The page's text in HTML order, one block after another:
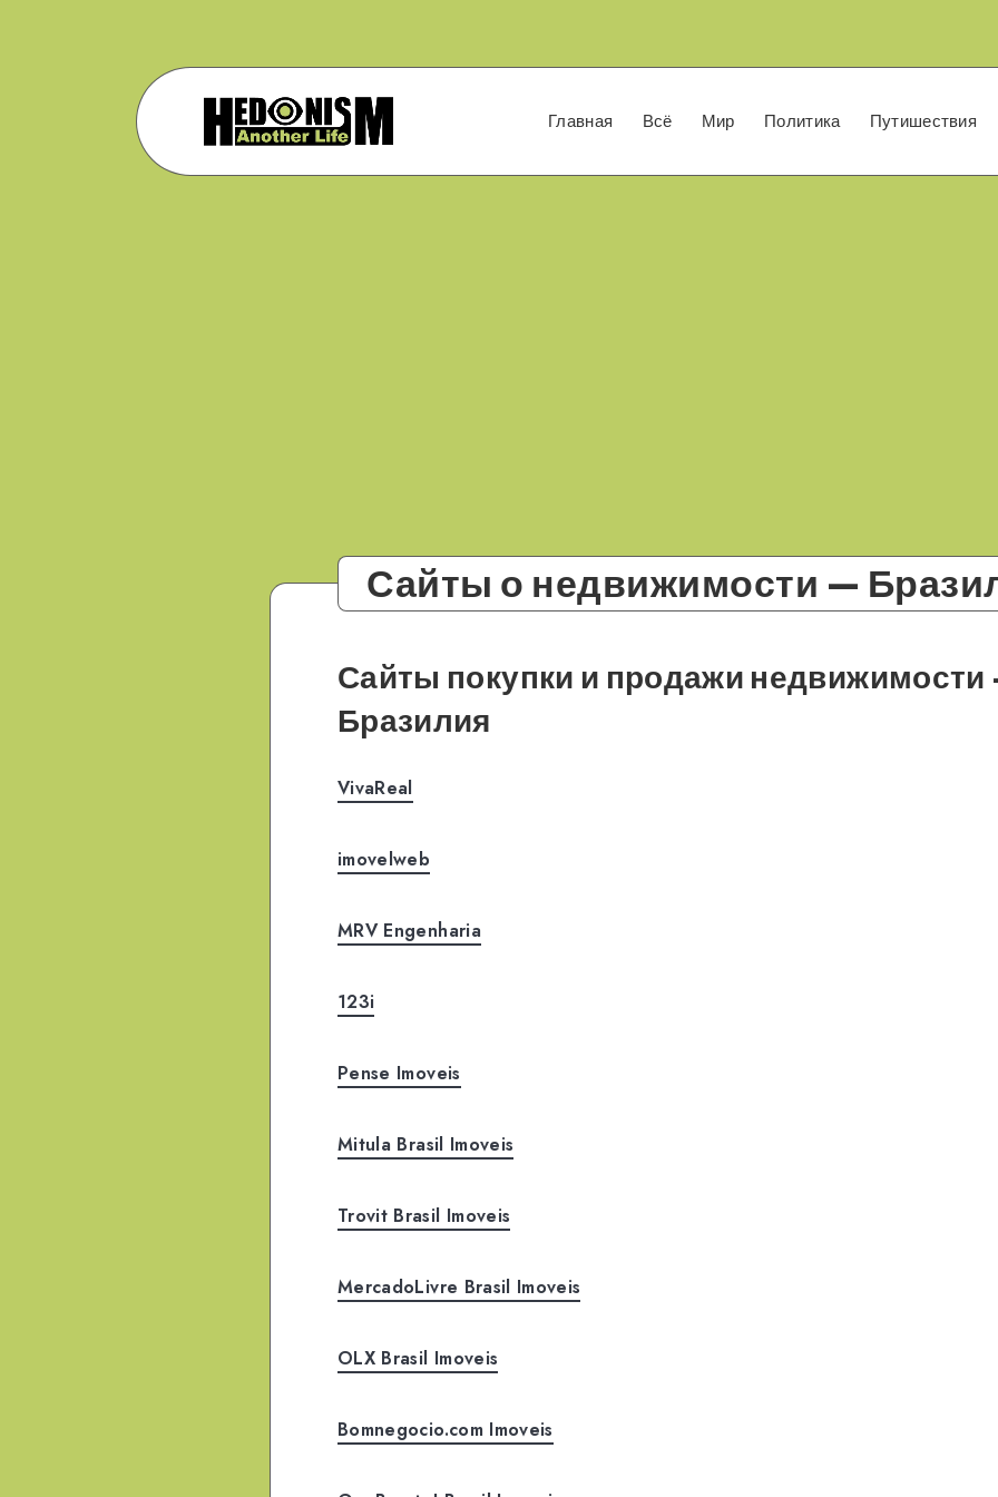
Главная Всё Мир Политика Путишествия
Сайты о недвижимости —
Сайты покупки и продажи недвижимости
Бразилия
VivaReal
imovelweb
MRV Engenharia
123i
Pense Imoveis
Mitula Brasil Imoveis
Trovit Brasil Imoveis
MercadoLivre Brasil Imoveis
OLX Brasil Imoveis
Bomnegocio.com Imoveis